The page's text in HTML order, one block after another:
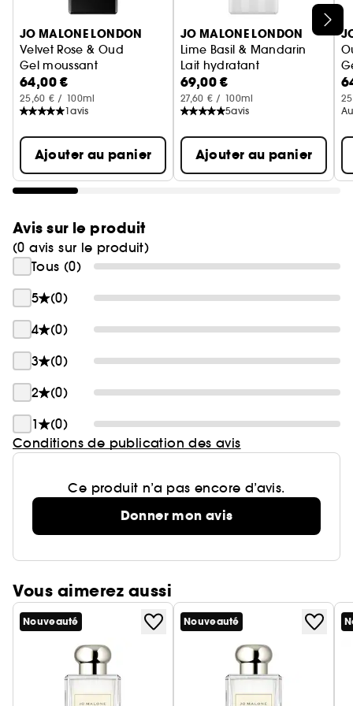
fraîche.
- La Cologne Peony & Blush Suede pour une
senteur chaude.
Ignorer le carrousel produits
JO MALONE LONDON
Velvet Rose & Oud
Gel moussant
64,00 €
25,60 € / 100ml
1avis
Ajouter au panier
JO MALONE LONDON
Lime Basil & Mandarin
Lait hydratant
69,00 €
27,60 € / 100ml
5avis
Ajouter au panier
Avis sur le produit
(0 avis sur le produit)
Tous (0)
5
(0)
4
(0)
3
(0)
2
(0)
1
(0)
Conditions de publication des avis
Ce produit n’a pas encore d’avis.
Donner mon avis
Vous aimerez aussi
Nouveauté Nouveauté